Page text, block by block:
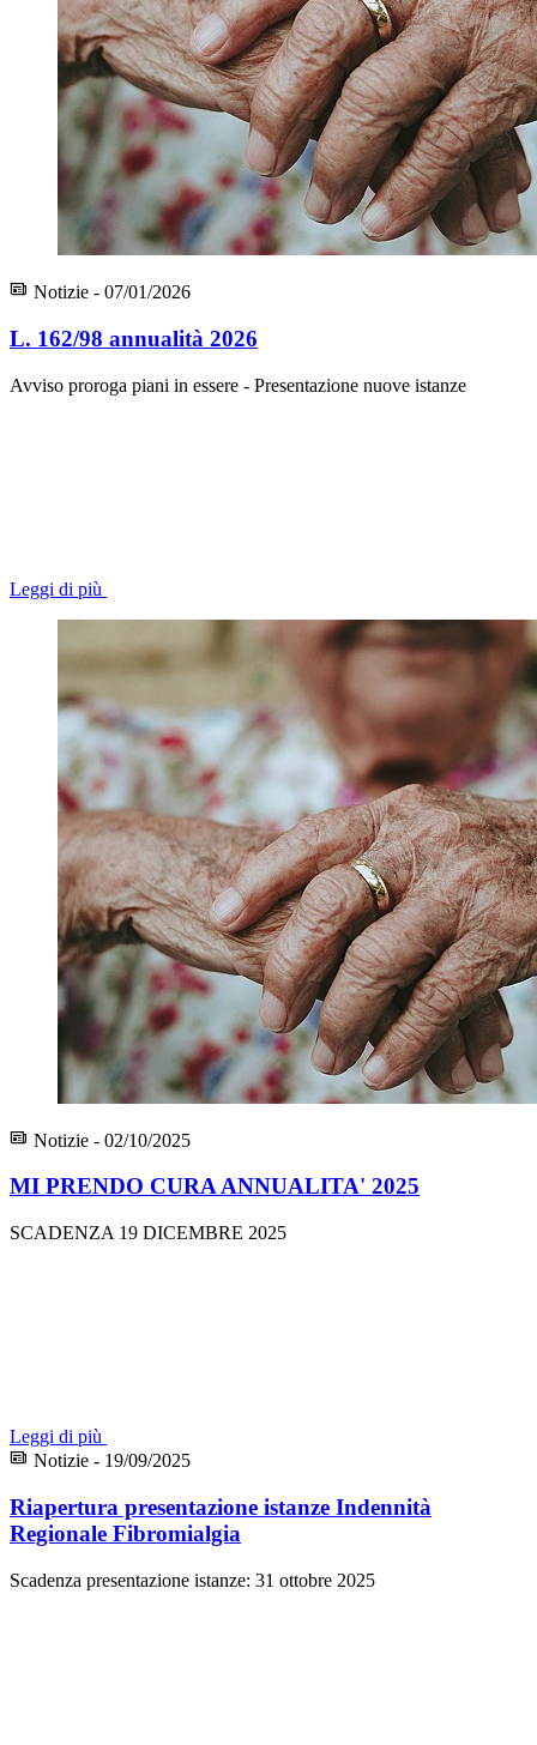
Notizie - 07/01/2026
L. 162/98 annualità 2026
Avviso proroga piani in essere - Presentazione nuove istanze
Leggi di più
Notizie - 02/10/2025
MI PRENDO CURA ANNUALITA' 2025
SCADENZA 19 DICEMBRE 2025
Leggi di più
Notizie - 19/09/2025
Riapertura presentazione istanze Indennità
Regionale Fibromialgia
Scadenza presentazione istanze: 31 ottobre 2025